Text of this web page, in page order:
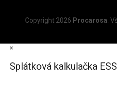
Copyright 2026 Procarosa.
×
Splátková kalkulačka